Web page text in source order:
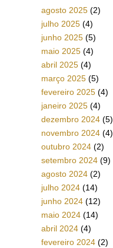
agosto 2025 (2)
julho 2025 (4)
junho 2025 (5)
maio 2025 (4)
abril 2025 (4)
março 2025 (5)
fevereiro 2025 (4)
janeiro 2025 (4)
dezembro 2024 (5)
novembro 2024 (4)
outubro 2024 (2)
setembro 2024 (9)
agosto 2024 (2)
julho 2024 (14)
junho 2024 (12)
maio 2024 (14)
abril 2024 (4)
fevereiro 2024 (2)